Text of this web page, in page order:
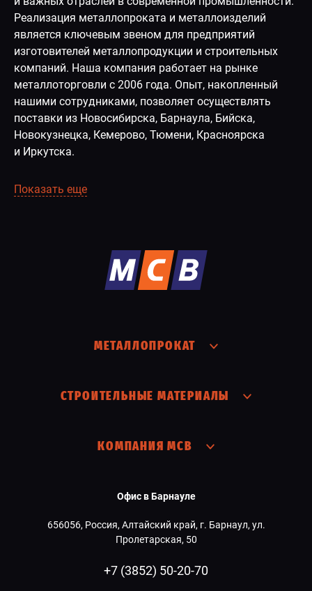
Реализация металлопроката и металлоизделий
является ключевым звеном для предприятий
изготовителей металлопродукции и строительных
компаний. Наша компания работает на рынке
металлоторговли с 2006 года. Опыт, накопленный
нашими сотрудниками, позволяет осуществлять
поставки из Новосибирска, Барнаула, Бийска,
Новокузнецка, Кемерово, Тюмени, Красноярска
и Иркутска.
Показать еще
МЕТАЛЛОПРОКАТ
СТРОИТЕЛЬНЫЕ МАТЕРИАЛЫ
КОМПАНИЯ МСВ
Офис в Барнауле
656056, Россия, Алтайский край, г. Барнаул, ул.
Пролетарская, 50
+7 (3852) 50-20-70